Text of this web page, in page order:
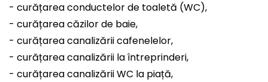
- curățarea conductelor de toaletă (WC),
- curățarea căzilor de baie,
- curățarea canalizării cafenelelor,
- curățarea canalizării la întreprinderi,
- curățarea canalizării WC la piață,